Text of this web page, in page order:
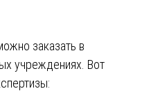
заказать в
учреждениях. Вот